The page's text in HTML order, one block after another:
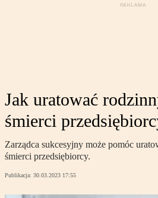
Jak uratować
śmierci
Zarządca sukcesyjny może pomóc
śmierci przedsiębiorcy.
Publikacja: 30.03.2023 17:55